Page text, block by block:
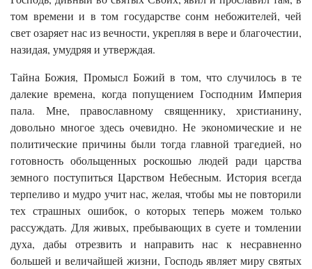
том времени и в том государстве сонм небожителей, чей
свет озаряет нас из вечности, укрепляя в вере и благочестии,
назидая, умудряя и утверждая.
Тайна Божия, Промысл Божий в том, что случилось в те
далекие времена, когда попущением Господним Империя
пала. Мне, православному священнику, христианину,
довольно многое здесь очевидно. Не экономические и не
политические причины были тогда главной трагедией, но
готовность обольщенных роскошью людей ради царства
земного поступиться Царством Небесным. История всегда
терпеливо и мудро учит нас, желая, чтобы мы не повторили
тех страшных ошибок, о которых теперь можем только
рассуждать. Для живых, пребывающих в суете и томлении
духа, дабы отрезвить и направить нас к несравненно
большей и величайшей жизни, Господь являет миру святых